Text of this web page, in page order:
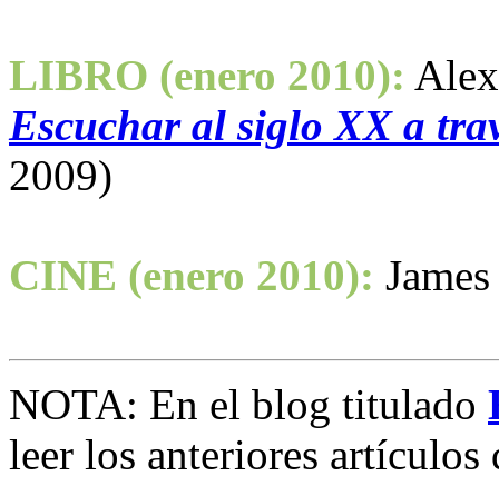
LIBRO (enero 2010):
Escuchar al siglo XX a
2009)
CINE (enero 2010):
NOTA: En el blog titulado
leer los anteriores